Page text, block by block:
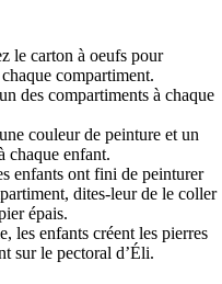
le carton à oeufs pour
compartiment.
des compartiments à chaque
couleur de peinture et un
chaque enfant.
enfants ont fini de peinturer
dites-leur de le coller
épais.
les enfants créent les pierres
sur le pectoral d’Éli.